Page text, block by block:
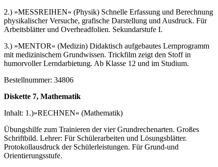
2.) »MESSREIHEN« (Physik) Schnelle Erfassung und Berechnung
physikalischer Versuche, grafische Darstellung und Ausdruck. Für
Arbeitsblätter und Overheadfolien. Sekundarstufe I.
3.) »MENTOR« (Medizin) Didaktisch aufgebautes Lernprogramm
mit medizinischem Grundwissen. Trickfilm zeigt den Stoff in
humorvoller Lerndarbietung. Ab Klasse 12 und im Studium.
Bestellnummer: 34806
Diskette 7, Mathematik
Inhalt: 1.)»RECHNEN« (Mathematik)
Übungshilfe zum Trainieren der vier Grundrechenarten. Großes
Schriftbild. Lehrer: Für Schülerarbeiten und Lösungsblätter.
Protokollausdruck der Schülerleistungen. Für Grund-und
Orientierungsstufe.